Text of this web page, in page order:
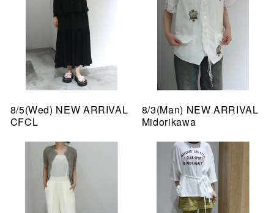
8/5(Wed) NEW ARRIVAL
CFCL
8/3(Man) NEW ARRIVAL
Midorikawa